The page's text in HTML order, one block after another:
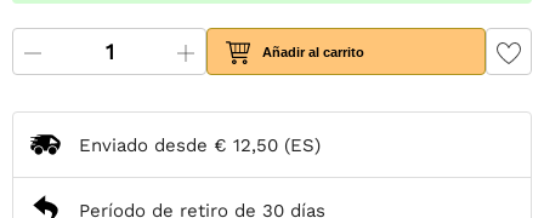
Añadir al carrito
Enviado desde € 12,50 (ES)
Período de retiro de 30 días